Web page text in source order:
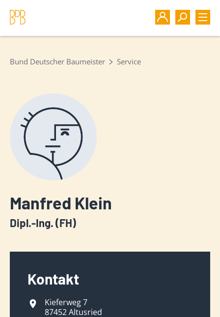
Bund Deutscher Baumeister Service
Manfred Klein
Dipl.-Ing. (FH)
Kontakt
Kieferweg 7
87452 Altusried